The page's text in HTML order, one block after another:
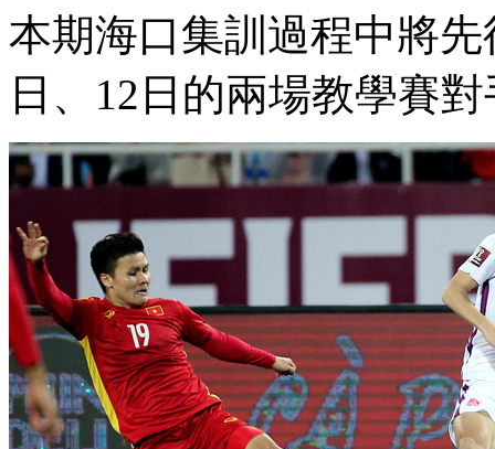
本期海口集訓過程中將先後
日、12日的兩場教學賽對